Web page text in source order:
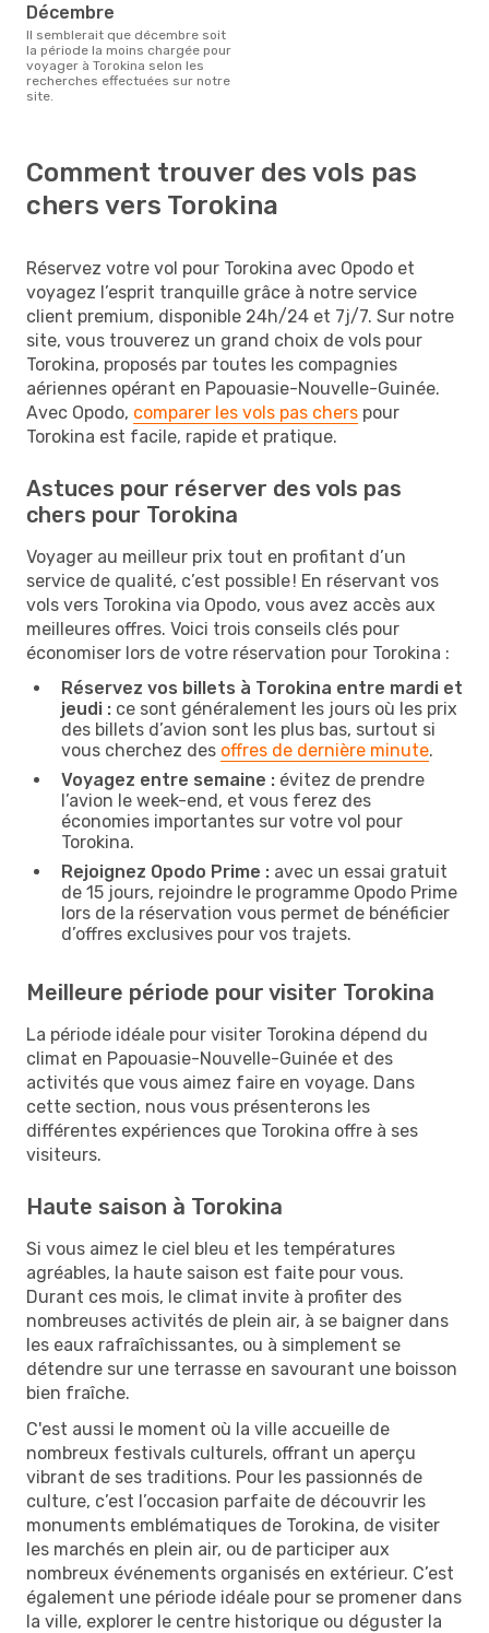
décembre
Il semblerait que décembre soit
la période la moins chargée pour
voyager à Torokina selon les
recherches effectuées sur notre
site.
Comment trouver des vols pas
chers vers Torokina
Réservez votre vol pour Torokina avec Opodo et
voyagez l’esprit tranquille grâce à notre service
client premium, disponible 24h/24 et 7j/7. Sur notre
site, vous trouverez un grand choix de vols pour
Torokina, proposés par toutes les compagnies
aériennes opérant en Papouasie-Nouvelle-Guinée.
Avec Opodo, comparer les vols pas chers pour
Torokina est facile, rapide et pratique.
Astuces pour réserver des vols pas
chers pour Torokina
Voyager au meilleur prix tout en profitant d’un
service de qualité, c’est possible ! En réservant vos
vols vers Torokina via Opodo, vous avez accès aux
meilleures offres. Voici trois conseils clés pour
économiser lors de votre réservation pour Torokina :
Réservez vos billets à Torokina entre mardi et
jeudi : ce sont généralement les jours où les prix
des billets d’avion sont les plus bas, surtout si
vous cherchez des offres de dernière minute.
Voyagez entre semaine : évitez de prendre
l’avion le week-end, et vous ferez des
économies importantes sur votre vol pour
Torokina.
Rejoignez Opodo Prime : avec un essai gratuit
de 15 jours, rejoindre le programme Opodo Prime
lors de la réservation vous permet de bénéficier
d’offres exclusives pour vos trajets.
Meilleure période pour visiter Torokina
La période idéale pour visiter Torokina dépend du
climat en Papouasie-Nouvelle-Guinée et des
activités que vous aimez faire en voyage. Dans
cette section, nous vous présenterons les
différentes expériences que Torokina offre à ses
visiteurs.
Haute saison à Torokina
Si vous aimez le ciel bleu et les températures
agréables, la haute saison est faite pour vous.
Durant ces mois, le climat invite à profiter des
nombreuses activités de plein air, à se baigner dans
les eaux rafraîchissantes, ou à simplement se
détendre sur une terrasse en savourant une boisson
bien fraîche.
C'est aussi le moment où la ville accueille de
nombreux festivals culturels, offrant un aperçu
vibrant de ses traditions. Pour les passionnés de
culture, c’est l’occasion parfaite de découvrir les
monuments emblématiques de Torokina, de visiter
les marchés en plein air, ou de participer aux
nombreux événements organisés en extérieur. C’est
également une période idéale pour se promener dans
la ville, explorer le centre historique ou déguster la